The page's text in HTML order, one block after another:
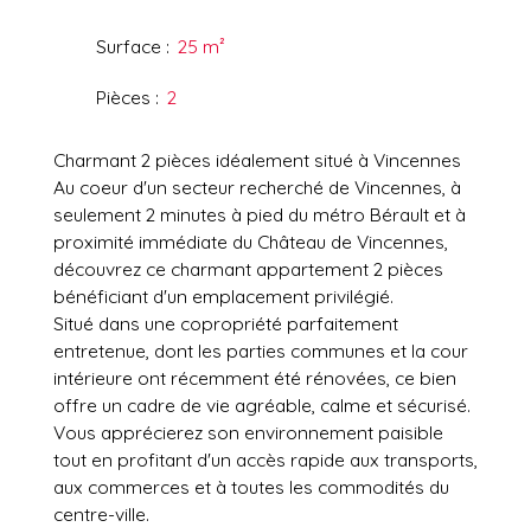
Surface : 25 m²
Pièces : 2
Charmant 2 pièces idéalement situé à Vincennes
Au coeur d'un secteur recherché de Vincennes, à
seulement 2 minutes à pied du métro Bérault et à
proximité immédiate du Château de Vincennes,
découvrez ce charmant appartement 2 pièces
bénéficiant d'un emplacement privilégié.
Situé dans une copropriété parfaitement
entretenue, dont les parties communes et la cour
intérieure ont récemment été rénovées, ce bien
offre un cadre de vie agréable, calme et sécurisé.
Vous apprécierez son environnement paisible
tout en profitant d'un accès rapide aux transports,
aux commerces et à toutes les commodités du
centre-ville.